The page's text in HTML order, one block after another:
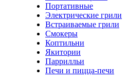
Портативные
Электрические грили
Встраиваемые грили
Смокеры
Коптильни
Якитории
Паррилльи
Печи и пицца-печи